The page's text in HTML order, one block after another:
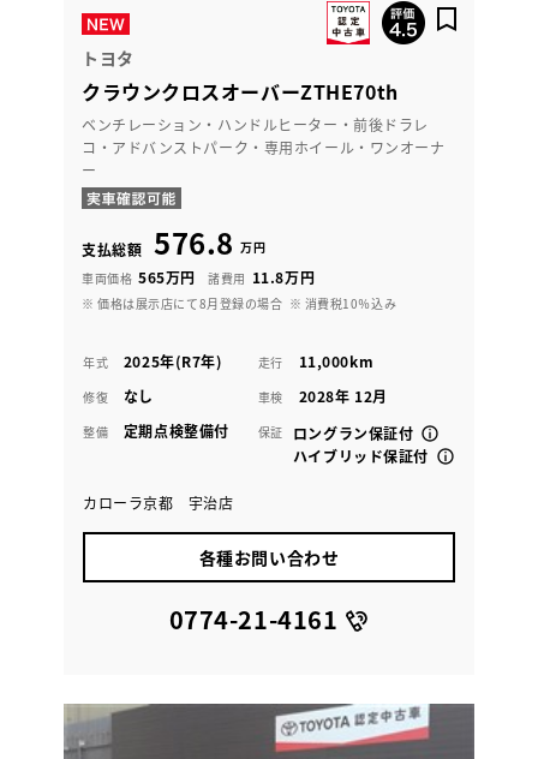
トヨタ
クラウンクロスオーバーZTHE70th
ベンチレーション・ハンドルヒーター・前後ドラレ
コ・アドバンストパーク・専用ホイール・ワンオーナ
ー
支払総額 576.8 万円
車両価格 565万円 諸費用 11.8万円
※ 価格は展示店にて8月登録の場合 ※ 消費税10％込み
年式 2025年(R7年) 走行 11,000km
修復 なし 車検 2028年 12月
整備 定期点検整備付 保証
ロングラン保証付
ハイブリッド保証付
カローラ京都 宇治店
各種お問い合わせ
0774-21-4161